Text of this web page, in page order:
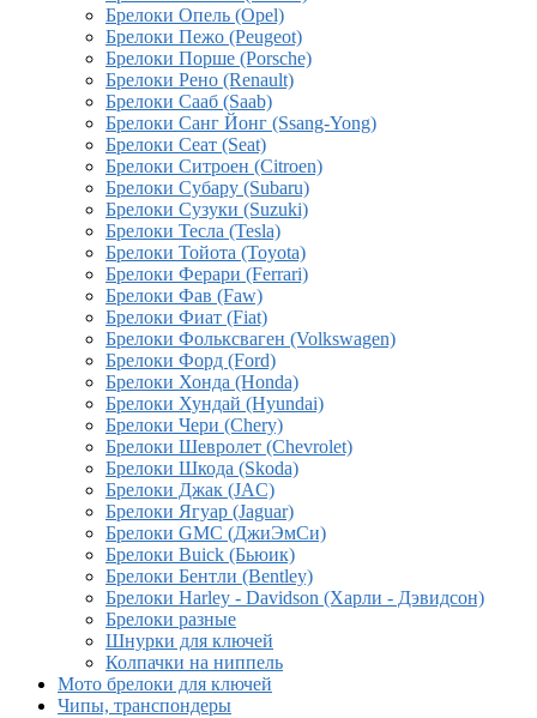
Брелоки Опель (Opel)
Брелоки Пежо (Peugeot)
Брелоки Порше (Porsche)
Брелоки Рено (Renault)
Брелоки Сааб (Saab)
Брелоки Санг Йонг (Ssang-Yong)
Брелоки Сеат (Seat)
Брелоки Ситроен (Citroen)
Брелоки Субару (Subaru)
Брелоки Сузуки (Suzuki)
Брелоки Тесла (Tesla)
Брелоки Тойота (Toyota)
Брелоки Ферари (Ferrari)
Брелоки Фав (Faw)
Брелоки Фиат (Fiat)
Брелоки Фольксваген (Volkswagen)
Брелоки Форд (Ford)
Брелоки Хонда (Honda)
Брелоки Хундай (Hyundai)
Брелоки Чери (Chery)
Брелоки Шевролет (Chevrolet)
Брелоки Шкода (Skoda)
Брелоки Джак (JAC)
Брелоки Ягуар (Jaguar)
Брелоки GMC (ДжиЭмСи)
Брелоки Buick (Бьюик)
Брелоки Бентли (Bentley)
Брелоки Harley - Davidson (Харли - Дэвидсон)
Брелоки разные
Шнурки для ключей
Колпачки на ниппель
Мото брелоки для ключей
Чипы, транспондеры